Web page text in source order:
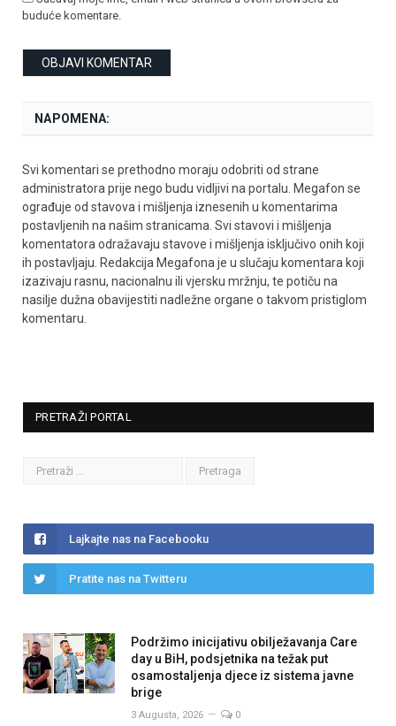
buduće komentare.
NAPOMENA:
Svi komentari se prethodno moraju odobriti od strane
administratora prije nego budu vidljivi na portalu. Megafon se
ograđuje od stavova i mišljenja iznesenih u komentarima
postavljenih na našim stranicama. Svi stavovi i mišljenja
komentatora odražavaju stavove i mišljenja isključivo onih koji
ih postavljaju. Redakcija Megafona je u slučaju komentara koji
izazivaju rasnu, nacionalnu ili vjersku mržnju, te potiču na
nasilje dužna obavijestiti nadležne organe o takvom pristiglom
komentaru.
PRETRAŽI PORTAL
Lajkajte nas na Facebooku
Pratite nas na Twitteru
Podržimo inicijativu obilježavanja Care
day u BiH, podsjetnika na težak put
osamostaljenja djece iz sistema javne
brige
3 Augusta, 2026 0